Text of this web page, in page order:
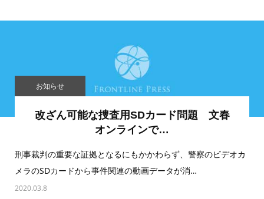
お知らせ
改ざん可能な捜査用SDカード問題 文春
オンラインで…
刑事裁判の重要な証拠となるにもかかわらず、警察のビデオカ
メラのSDカードから事件関連の動画データが消…
2020.03.8